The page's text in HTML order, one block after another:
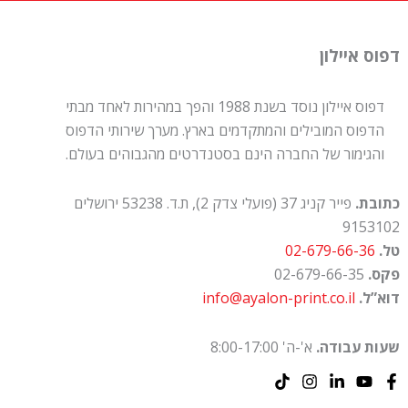
דפוס איילון
דפוס איילון נוסד בשנת 1988 והפך במהירות לאחד מבתי
הדפוס המובילים והמתקדמים בארץ. מערך שירותי הדפוס
והגימור של החברה הינם בסטנדרטים מהגבוהים בעולם.
כתובת.
פייר קניג 37 (פועלי צדק 2), ת.ד. 53238 ירושלים
9153102
טל. 02-679-66-36
פקס.
דוא”ל. info@ayalon-print.co.il
שעות עבודה. א'-ה' 8:00-17:00